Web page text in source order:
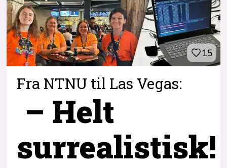
15
Fra NTNU til Las Vegas:
– Helt
surrealistisk!